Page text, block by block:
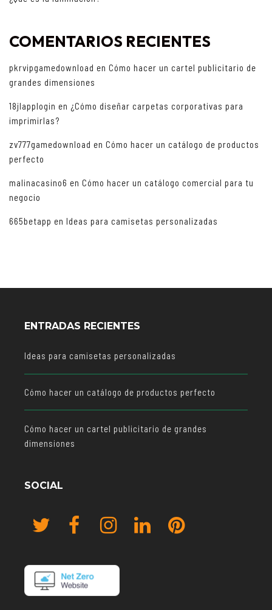
COMENTARIOS RECIENTES
pkrvipgamedownload en Cómo hacer un cartel publicitario de
grandes dimensiones
18jlapplogin en ¿Cómo diseñar carpetas corporativas para
imprimirlas?
zv777gamedownload en Cómo hacer un catálogo de productos
perfecto
malinacasino6 en Cómo hacer un catálogo comercial para tu
negocio
665betapp en Ideas para camisetas personalizadas
ENTRADAS RECIENTES
Ideas para camisetas personalizadas
Cómo hacer un catálogo de productos perfecto
Cómo hacer un cartel publicitario de grandes
dimensiones
SOCIAL